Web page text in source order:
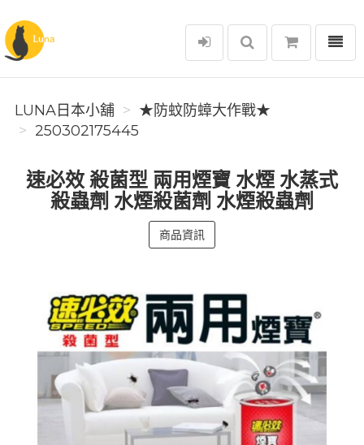
Luna日本小舖
選單
LUNA日本小舖
★防蚊防蟑大作戰★
250302175445
速必效 殺菌型 兩用煙寶 水煙 水蒸式
殺蟲劑 水煙殺菌劑 水煙殺蟲劑
商品資訊